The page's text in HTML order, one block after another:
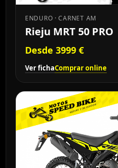
ENDURO · CARNET AM
Rieju MRT 50 PRO
Desde 3999 €
Ver fichaComprar online